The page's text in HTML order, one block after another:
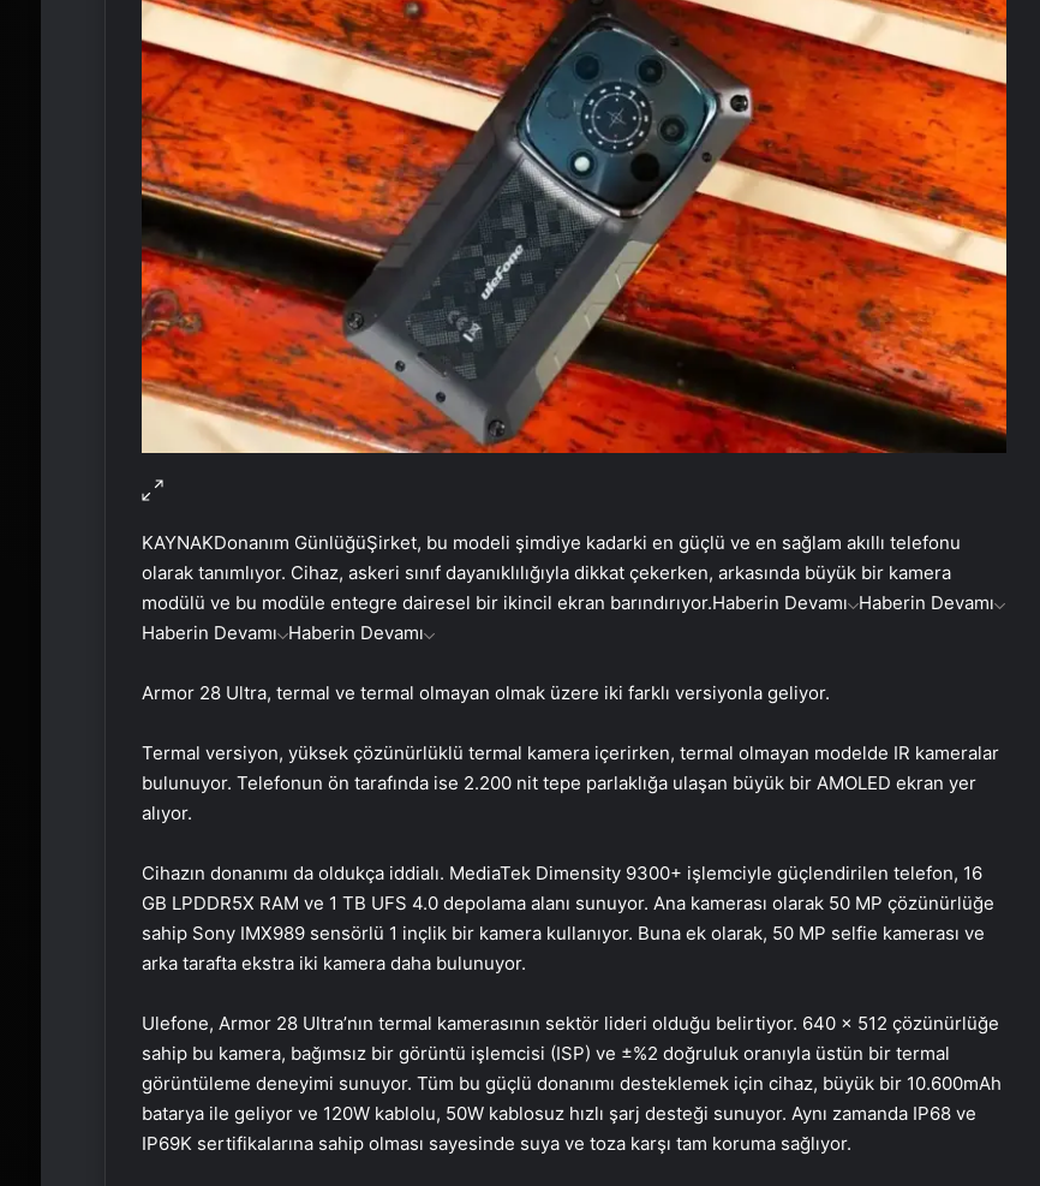
KAYNAKDonanım GünlüğüŞirket, bu modeli şimdiye kadarki en güçlü ve en sağlam akıllı telefonu
olarak tanımlıyor. Cihaz, askeri sınıf dayanıklılığıyla dikkat çekerken, arkasında büyük bir kamera
modülü ve bu modüle entegre dairesel bir ikincil ekran barındırıyor.Haberin Devamı Haberin Devamı
Haberin Devamı Haberin Devamı
Armor 28 Ultra, termal ve termal olmayan olmak üzere iki farklı versiyonla geliyor.
Termal versiyon, yüksek çözünürlüklü termal kamera içerirken, termal olmayan modelde IR kameralar
bulunuyor. Telefonun ön tarafında ise 2.200 nit tepe parlaklığa ulaşan büyük bir AMOLED ekran yer
alıyor.
Cihazın donanımı da oldukça iddialı. MediaTek Dimensity 9300+ işlemciyle güçlendirilen telefon, 16
GB LPDDR5X RAM ve 1 TB UFS 4.0 depolama alanı sunuyor. Ana kamerası olarak 50 MP çözünürlüğe
sahip Sony IMX989 sensörlü 1 inçlik bir kamera kullanıyor. Buna ek olarak, 50 MP selfie kamerası ve
arka tarafta ekstra iki kamera daha bulunuyor.
Ulefone, Armor 28 Ultra’nın termal kamerasının sektör lideri olduğu belirtiyor. 640 x 512 çözünürlüğe
sahip bu kamera, bağımsız bir görüntü işlemcisi (ISP) ve ±%2 doğruluk oranıyla üstün bir termal
görüntüleme deneyimi sunuyor. Tüm bu güçlü donanımı desteklemek için cihaz, büyük bir 10.600mAh
batarya ile geliyor ve 120W kablolu, 50W kablosuz hızlı şarj desteği sunuyor. Aynı zamanda IP68 ve
IP69K sertifikalarına sahip olması sayesinde suya ve toza karşı tam koruma sağlıyor.